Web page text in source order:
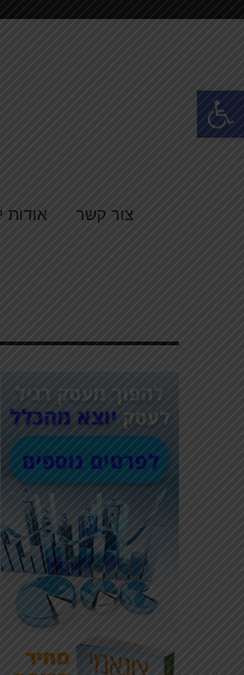
פתח סרגל נגישות
אודות
צור קשר